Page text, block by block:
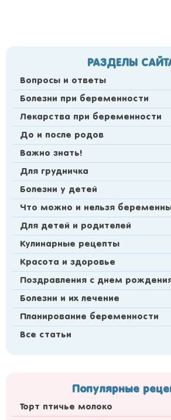
РАЗДЕЛЫ
Вопросы и ответы
Болезни при беременности
Лекарства при беременности
До и после родов
Важно знать!
Для грудничка
Болезни у детей
Что можно и нельзя
Для детей и родителей
Кулинарные рецепты
Красота и здоровье
Поздравления с днем
Болезни и их лечение
Планирование беременности
Все статьи
Популярные
Торт птичье молоко